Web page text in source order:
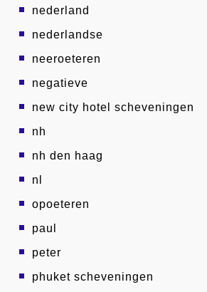
nederland
nederlandse
neeroeteren
negatieve
new city hotel scheveningen
nh
nh den haag
nl
opoeteren
paul
peter
phuket scheveningen